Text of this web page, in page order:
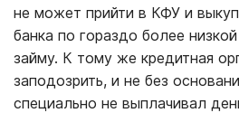
не может прийти в КФУ и
банка по гораздо более
займу. К тому же кредитная
заподозрить, и не без
специально не выплачивал